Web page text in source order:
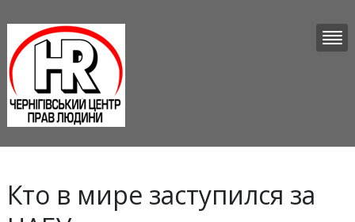
Кто в мире заступился за